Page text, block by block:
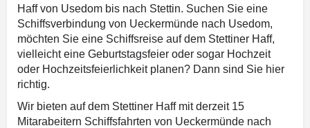
Haff von Usedom bis nach Stettin. Suchen Sie eine
Schiffsverbindung von Ueckermünde nach Usedom,
möchten Sie eine Schiffsreise auf dem Stettiner Haff,
vielleicht eine Geburtstagsfeier oder sogar Hochzeit
oder Hochzeitsfeierlichkeit planen? Dann sind Sie hier
richtig.
Wir bieten auf dem Stettiner Haff mit derzeit 15
Mitarabeitern Schiffsfahrten von Ueckermünde nach